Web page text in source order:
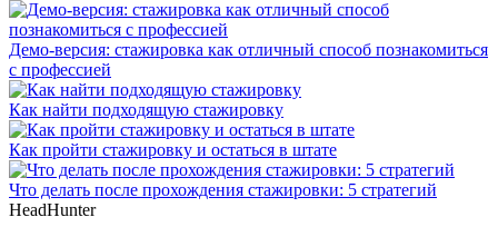
Демо-версия: стажировка как отличный способ познакомиться
с профессией
Как найти подходящую стажировку
Как пройти стажировку и остаться в штате
Что делать после прохождения стажировки: 5 стратегий
HeadHunter